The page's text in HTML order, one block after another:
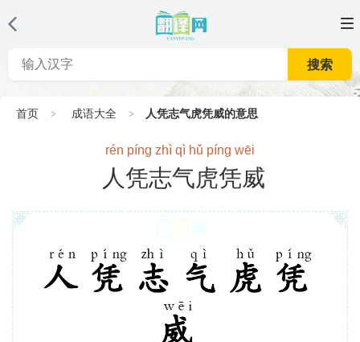
搜索
首页 成语大全 人凭志气虎凭威的意思
rén píng zhì qì hǔ píng wēi
人凭志气虎凭威